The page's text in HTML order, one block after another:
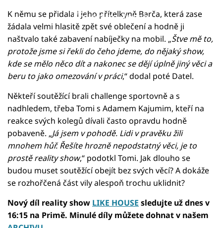
Failed to fetch
K němu se přidala i jeho přítelkyně Barča, která zase
žádala velmi hlasitě zpět své oblečení a hodně ji
naštvalo také zabavení nabíječky na mobil. „Štve mě to,
protože jsme si řekli do čeho jdeme, do nějaký show,
kde se mělo něco dít a nakonec se dějí úplně jiný věci a
beru to jako omezování v práci,“ dodal poté Datel.
Někteří soutěžící brali challenge sportovně a s
nadhledem, třeba Tomi s Adamem Kajumim, kteří na
reakce svých kolegů dívali často opravdu hodně
pobaveně. „Já jsem v pohodě. Lidi v pravěku žili
mnohem hůř. Řešíte hrozně nepodstatný věci, je to
prostě reality show,“ podotkl Tomi. Jak dlouho se
budou muset soutěžící obejít bez svých věcí? A dokáže
se rozhořčená část vily alespoň trochu uklidnit?
Nový díl reality show LIKE HOUSE sledujte už dnes v
16:15 na Primě. Minulé díly můžete dohnat v našem